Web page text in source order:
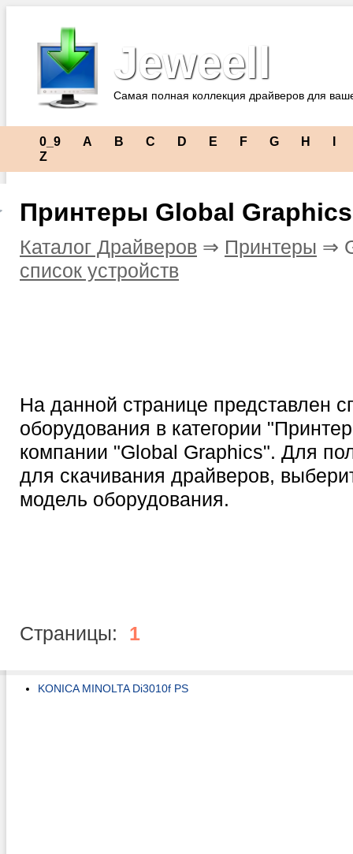
Jeweell
Самая полная коллекция драйверов для
0_9 A B C D E F G H
Z
Принтеры Global Graphics
Каталог Драйверов ⇒ Принтеры ⇒
список устройств
На данной странице представлен
оборудования в категории
компании "Global Graphics". Для
для скачивания драйверов,
модель оборудования.
Страницы: 1
KONICA MINOLTA Di3010f PS